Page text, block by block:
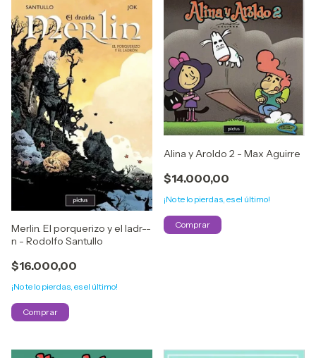
Merlin. El porquerizo y el ladr--
n - Rodolfo Santullo
$16.000,00
¡No te lo pierdas, es el último!
Alina y Aroldo 2 - Max Aguirre
$14.000,00
¡No te lo pierdas, es el último!